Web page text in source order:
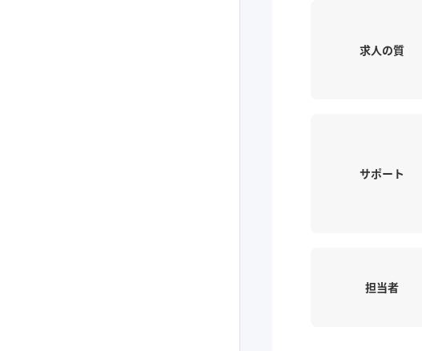
求人の質
サポート
担当者